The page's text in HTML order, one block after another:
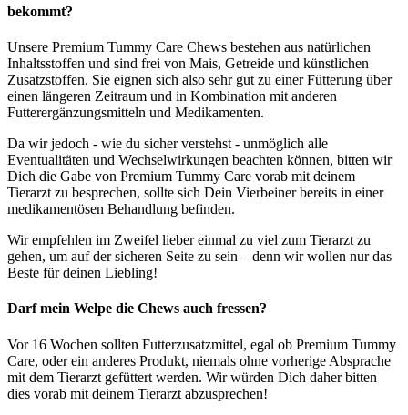
bekommt?
Unsere Premium Tummy Care Chews bestehen aus natürlichen
Inhaltsstoffen und sind frei von Mais, Getreide und künstlichen
Zusatzstoffen. Sie eignen sich also sehr gut zu einer Fütterung über
einen längeren Zeitraum und in Kombination mit anderen
Futterergänzungsmitteln und Medikamenten.
Da wir jedoch - wie du sicher verstehst - unmöglich alle
Eventualitäten und Wechselwirkungen beachten können, bitten wir
Dich die Gabe von Premium Tummy Care vorab mit deinem
Tierarzt zu besprechen, sollte sich Dein Vierbeiner bereits in einer
medikamentösen Behandlung befinden.
Wir empfehlen im Zweifel lieber einmal zu viel zum Tierarzt zu
gehen, um auf der sicheren Seite zu sein – denn wir wollen nur das
Beste für deinen Liebling!
Darf mein Welpe die Chews auch fressen?
Vor 16 Wochen sollten Futterzusatzmittel, egal ob Premium Tummy
Care, oder ein anderes Produkt, niemals ohne vorherige Absprache
mit dem Tierarzt gefüttert werden. Wir würden Dich daher bitten
dies vorab mit deinem Tierarzt abzusprechen!